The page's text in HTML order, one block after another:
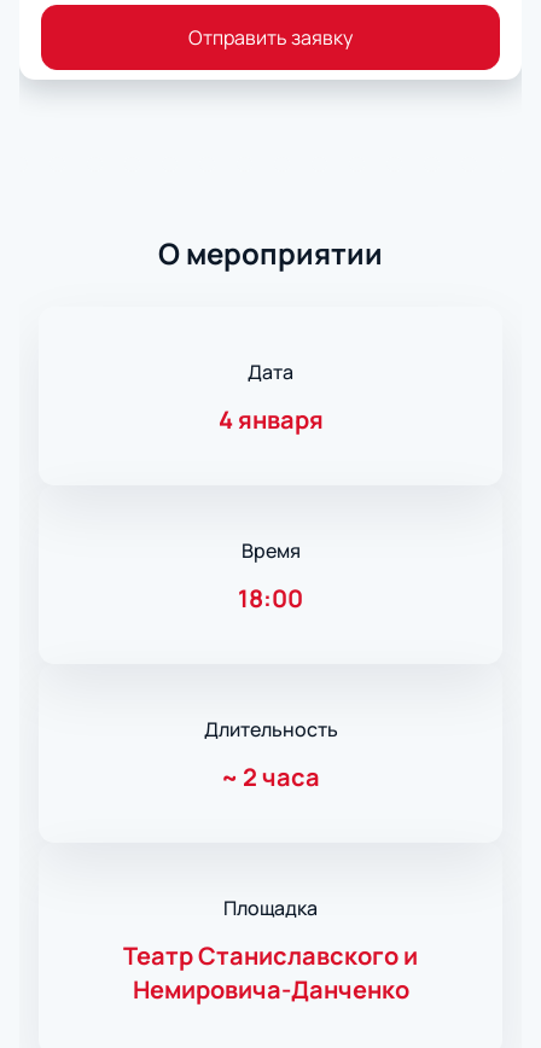
Отправить заявку
О мероприятии
Дата
4 января
Время
18:00
Длительность
~ 2 часа
Площадка
Театр Станиславского и
Немировича-Данченко